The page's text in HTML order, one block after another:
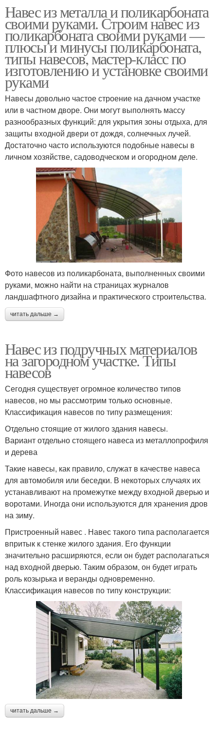
Навес из металла и поликарбоната
своими руками. Строим навес из
поликарбоната своими руками —
плюсы и минусы поликарбоната,
типы навесов, мастер-класс по
изготовлению и установке своими
руками
Навесы довольно частое строение на дачном участке
или в частном дворе. Они могут выполнять массу
разнообразных функций: для укрытия зоны отдыха, для
защиты входной двери от дождя, солнечных лучей.
Достаточно часто используются подобные навесы в
личном хозяйстве, садоводческом и огородном деле.
Фото навесов из поликарбоната, выполненных своими
руками, можно найти на страницах журналов
ландшафтного дизайна и практического строительства.
читать дальше →
Навес из подручных материалов
на загородном участке. Типы
навесов
Сегодня существует огромное количество типов
навесов, но мы рассмотрим только основные.
Классификация навесов по типу размещения:
Отдельно стоящие от жилого здания навесы.
Вариант отдельно стоящего навеса из металлопрофиля
и дерева
Такие навесы, как правило, служат в качестве навеса
для автомобиля или беседки. В некоторых случаях их
устанавливают на промежутке между входной дверью и
воротами. Иногда они используются для хранения дров
на зиму.
Пристроенный навес . Навес такого типа располагается
впритык к стенке жилого здания. Его функции
значительно расширяются, если он будет располагаться
над входной дверью. Таким образом, он будет играть
роль козырька и веранды одновременно.
Классификация навесов по типу конструкции:
читать дальше →